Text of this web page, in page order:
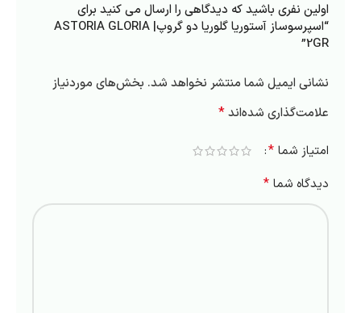
اولین نفری باشید که دیدگاهی را ارسال می کنید برای
“اسپرسوساز آستوریا گلوریا دو گروپ| ASTORIA GLORIA
2GR”
نشانی ایمیل شما منتشر نخواهد شد. بخش‌های موردنیاز
علامت‌گذاری شده‌اند*
امتیاز شما *
دیدگاه شما *